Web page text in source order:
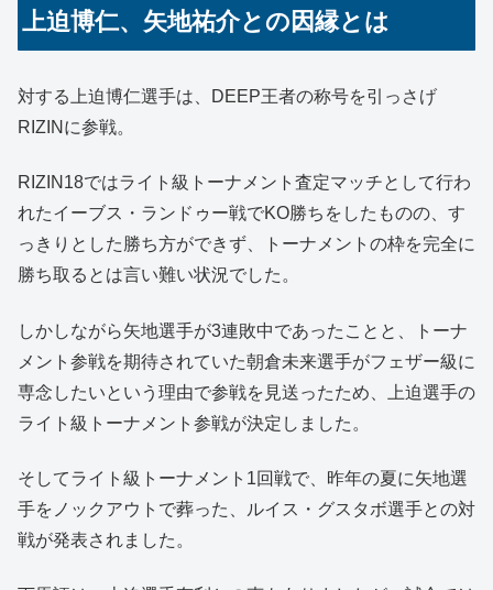
上迫博仁、矢地祐介との因縁とは
対する上迫博仁選手は、DEEP王者の称号を引っさげ
RIZINに参戦。
RIZIN18ではライト級トーナメント査定マッチとして行わ
れたイーブス・ランドゥー戦でKO勝ちをしたものの、す
っきりとした勝ち方ができず、トーナメントの枠を完全に
勝ち取るとは言い難い状況でした。
しかしながら矢地選手が3連敗中であったことと、トーナ
メント参戦を期待されていた朝倉未来選手がフェザー級に
専念したいという理由で参戦を見送ったため、上迫選手の
ライト級トーナメント参戦が決定しました。
そしてライト級トーナメント1回戦で、昨年の夏に矢地選
手をノックアウトで葬った、ルイス・グスタボ選手との対
戦が発表されました。